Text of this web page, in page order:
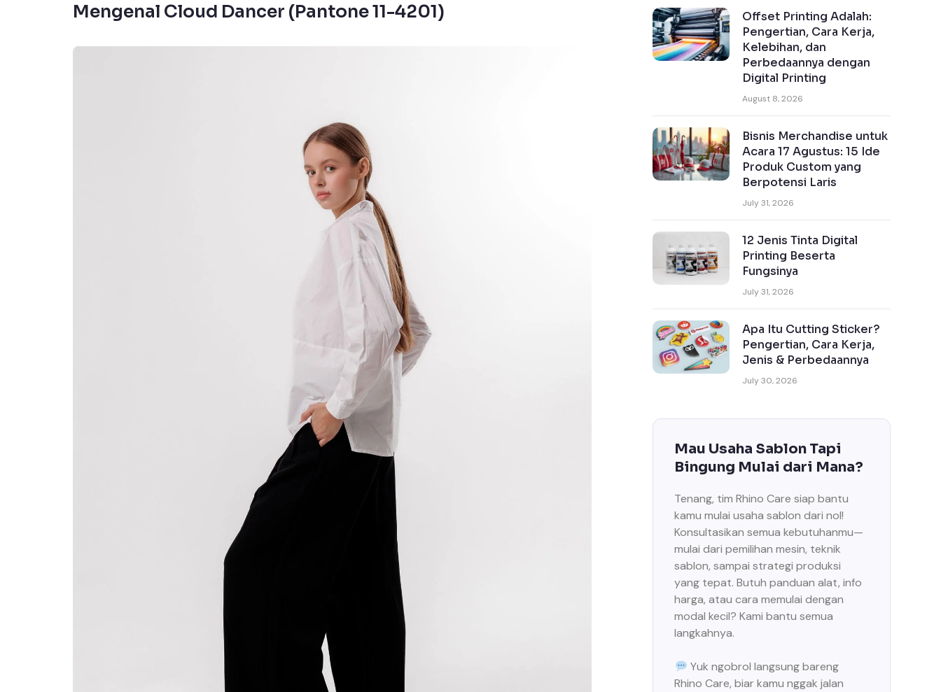
Mengenal Cloud Dancer (Pantone 11-4201)
Offset Printing Adalah:
Pengertian, Cara Kerja,
Kelebihan, dan
Perbedaannya dengan
Digital Printing
August 8, 2026
Bisnis Merchandise untuk
Acara 17 Agustus: 15 Ide
Produk Custom yang
Berpotensi Laris
July 31, 2026
12 Jenis Tinta Digital
Printing Beserta
Fungsinya
July 31, 2026
Apa Itu Cutting Sticker?
Pengertian, Cara Kerja,
Jenis & Perbedaannya
July 30, 2026
Mau Usaha Sablon Tapi
Bingung Mulai dari Mana?
Tenang, tim Rhino Care siap bantu
kamu mulai usaha sablon dari nol!
Konsultasikan semua kebutuhanmu—
mulai dari pemilihan mesin, teknik
sablon, sampai strategi produksi
yang tepat. Butuh panduan alat, info
harga, atau cara memulai dengan
modal kecil? Kami bantu semua
langkahnya.
Yuk ngobrol langsung bareng
Rhino Care, biar kamu nggak jalan